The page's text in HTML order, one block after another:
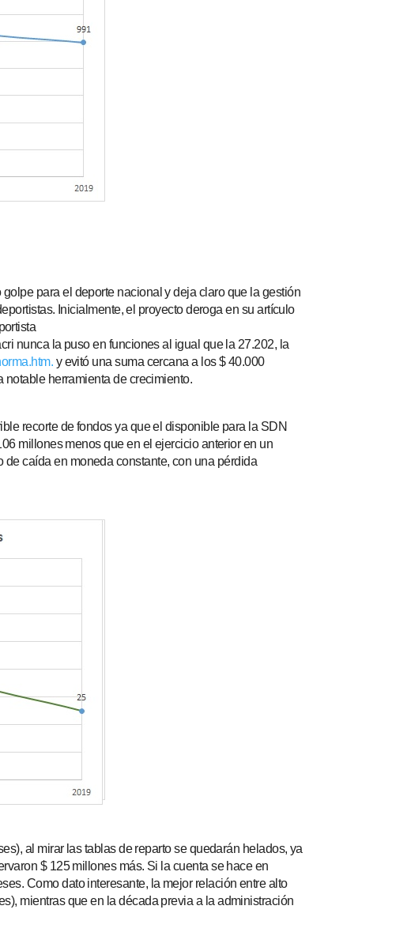
para el deporte nacional y deja claro que la gestión
Inicialmente, el proyecto deroga en su artículo
nunca la puso en funciones al igual que la 27.202, la
y evitó una suma cercana a los $ 40.000
herramienta de crecimiento.
recorte de fondos ya que el disponible para la SDN
millones menos que en el ejercicio anterior en un
caída en moneda constante, con una pérdida
al mirar las tablas de reparto se quedarán helados, ya
$ 125 millones más. Si la cuenta se hace en
Como dato interesante, la mejor relación entre alto
mientras que en la década previa a la administración